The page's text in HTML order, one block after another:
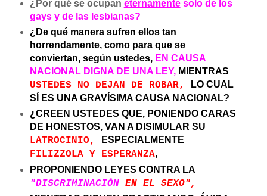
¿Por qué se ocupan eternamentesolo de los
gays y de las lesbianas?
¿De qué manera sufren ellos tan
horrendamente, como para que se
conviertan, según ustedes, EN CAUSA
NACIONAL DIGNA DE UNA LEY, MIENTRAS
USTEDES NO DEJAN DE ROBAR,
LO CUAL
SÍ ES UNA GRAVÍSIMA CAUSA NACIONAL?
¿CREEN USTEDES QUE, PONIENDO CARAS
DE HONESTOS, VAN A DISIMULAR SU
LATROCINIO, ESPECIALMENTE
FILIZZOLA Y ESPERANZA,
PROPONIENDO LEYES CONTRA LA
"DISCRIMINACIÓN EN EL SEXO",